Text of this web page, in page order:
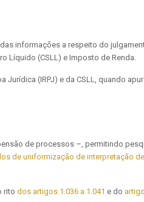
informações a respeito do
Líquido (CSLL) e Imposto de Renda.
(IRPJ) e da CSLL, quando
de processos –, permitindo
de uniformização de interpretação
rito dos artigos 1.036 a 1.041 e do